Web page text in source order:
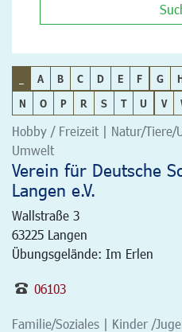
A B C D E F G
N
O P R S T U V
Hobby / Freizeit | Natur/
Umwelt
Verein für Deutsche
Langen e.V.
Wallstraße 3
63225 Langen
Übungsgelände: Im Erlen
06103
Familie/Soziales | Kinder /